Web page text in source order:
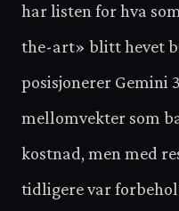
har listen for hva
the-art» blitt hevet
posisjonerer Gemini
mellomvekter som
kostnad, men med
tidligere var